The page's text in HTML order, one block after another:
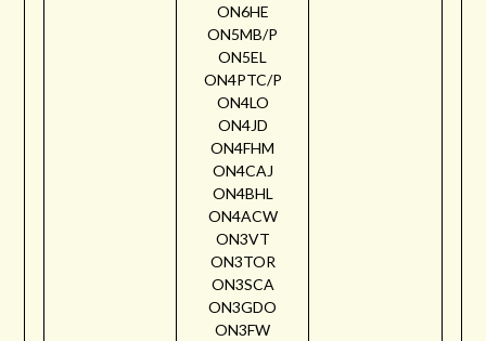
ON6HE
ON5MB/P
ON5EL
ON4PTC/P
ON4LO
ON4JD
ON4FHM
ON4CAJ
ON4BHL
ON4ACW
ON3VT
ON3TOR
ON3SCA
ON3GDO
ON3FW